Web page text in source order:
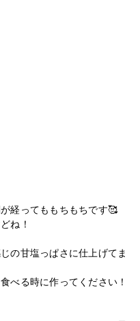
経ってももちもちです🥰
ね！
の甘塩っぱさに仕上げてま
べる時に作ってください！